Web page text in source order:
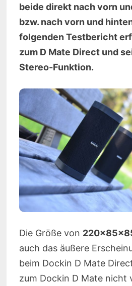
beide direkt nach vorn
bzw. nach vorn und
folgenden Testbericht
zum D Mate Direct und
Stereo-Funktion.
Die Größe von
auch das äußere
beim Dockin D Mate
zum Dockin D Mate nicht